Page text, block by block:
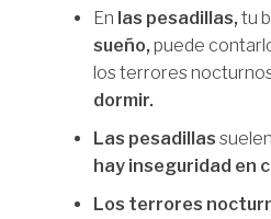
En las pesadillas, tu
sueño, puede
los terrores
dormir.
Las pesadillas
hay inseguridad en
Los terrores